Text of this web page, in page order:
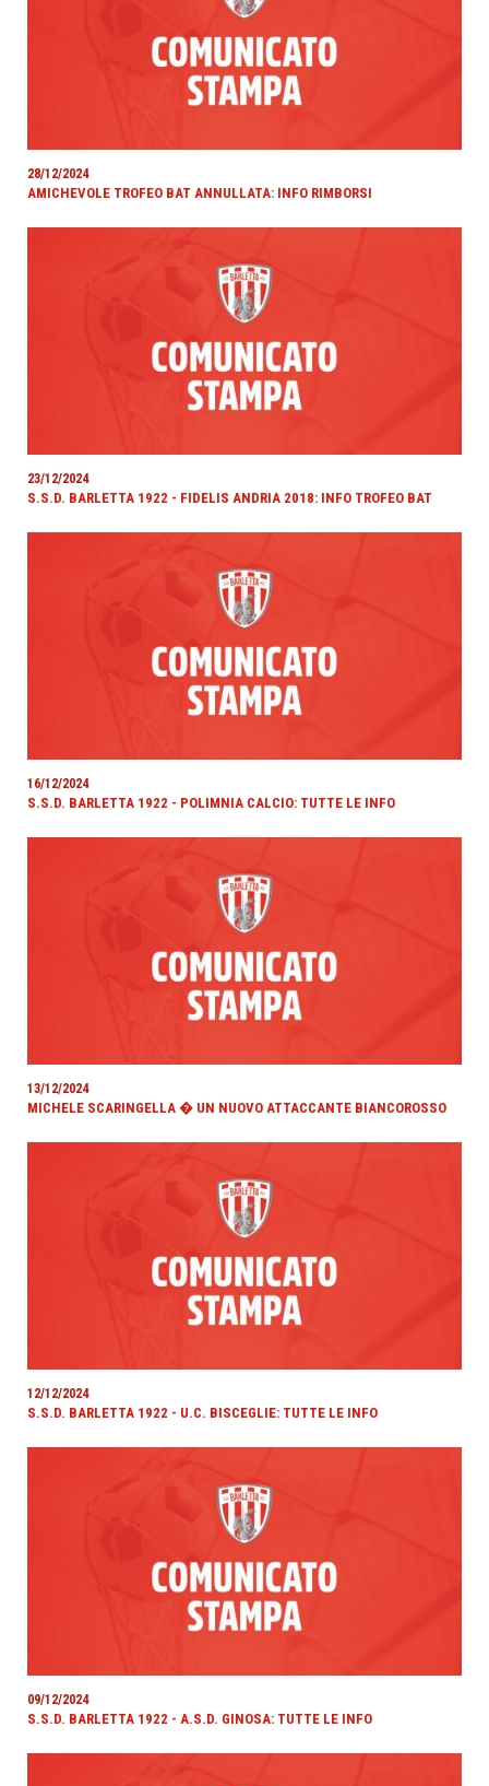
28/12/2024
AMICHEVOLE TROFEO BAT ANNULLATA: INFO RIMBORSI
23/12/2024
S.S.D. BARLETTA 1922 - FIDELIS ANDRIA 2018: INFO TROFEO BAT
16/12/2024
S.S.D. BARLETTA 1922 - POLIMNIA CALCIO: TUTTE LE INFO
13/12/2024
MICHELE SCARINGELLA � UN NUOVO ATTACCANTE BIANCOROSSO
12/12/2024
S.S.D. BARLETTA 1922 - U.C. BISCEGLIE: TUTTE LE INFO
09/12/2024
S.S.D. BARLETTA 1922 - A.S.D. GINOSA: TUTTE LE INFO